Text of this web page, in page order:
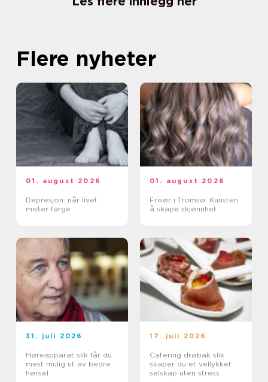
Flere nyheter
01. august 2026
Depresjon: når livet
mister farge
01. august 2026
Frisør i Tromsø: Kunsten
å skape skjønnhet
31. juli 2026
Høreapparat slik får du
mest mulig ut av bedre
hørsel
17. juli 2026
Catering drøbak slik
skaper du et vellykket
selskap uten stress